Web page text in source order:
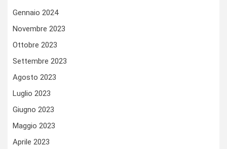
Gennaio 2024
Novembre 2023
Ottobre 2023
Settembre 2023
Agosto 2023
Luglio 2023
Giugno 2023
Maggio 2023
Aprile 2023